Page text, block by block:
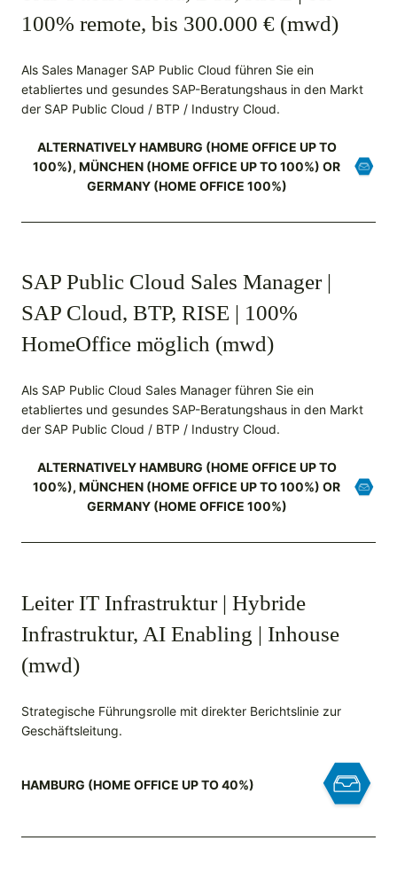
100% remote, bis 300.000 € (mwd)
Als Sales Manager SAP Public Cloud führen Sie ein
etabliertes und gesundes SAP-Beratungshaus in den Markt
der SAP Public Cloud / BTP / Industry Cloud.
ALTERNATIVELY HAMBURG (HOME OFFICE UP TO
100%), MÜNCHEN (HOME OFFICE UP TO 100%) OR
GERMANY (HOME OFFICE 100%)
SAP Public Cloud Sales Manager |
SAP Cloud, BTP, RISE | 100%
HomeOffice möglich (mwd)
Als SAP Public Cloud Sales Manager führen Sie ein
etabliertes und gesundes SAP-Beratungshaus in den Markt
der SAP Public Cloud / BTP / Industry Cloud.
ALTERNATIVELY HAMBURG (HOME OFFICE UP TO
100%), MÜNCHEN (HOME OFFICE UP TO 100%) OR
GERMANY (HOME OFFICE 100%)
Leiter IT Infrastruktur | Hybride
Infrastruktur, AI Enabling | Inhouse
(mwd)
Strategische Führungsrolle mit direkter Berichtslinie zur
Geschäftsleitung.
HAMBURG (HOME OFFICE UP TO 40%)